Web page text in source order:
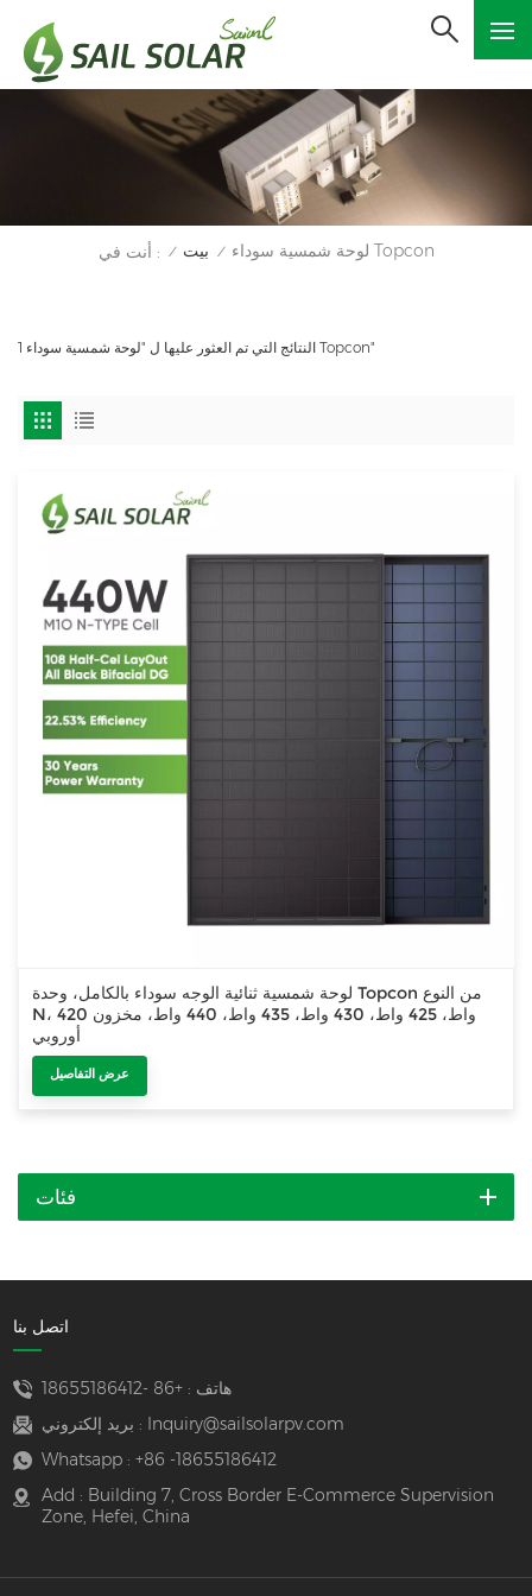
أنت في : / بيت / لوحة شمسية سوداء Topcon
1 النتائج التي تم العثور عليها ل "لوحة شمسية سوداء Topcon"
لوحة شمسية ثنائية الوجه سوداء بالكامل، وحدة Topcon من النوع
N، 420 واط، 425 واط، 430 واط، 435 واط، 440 واط، مخزون
أوروبي
عرض التفاصيل
فئات
اتصل بنا
هاتف :+86 -18655186412
بريد إلكتروني :
Inquiry@sailsolarpv.com
Whatsapp : +86 -18655186412
Add : Building 7, Cross Border E-Commerce Supervision
Zone, Hefei, China